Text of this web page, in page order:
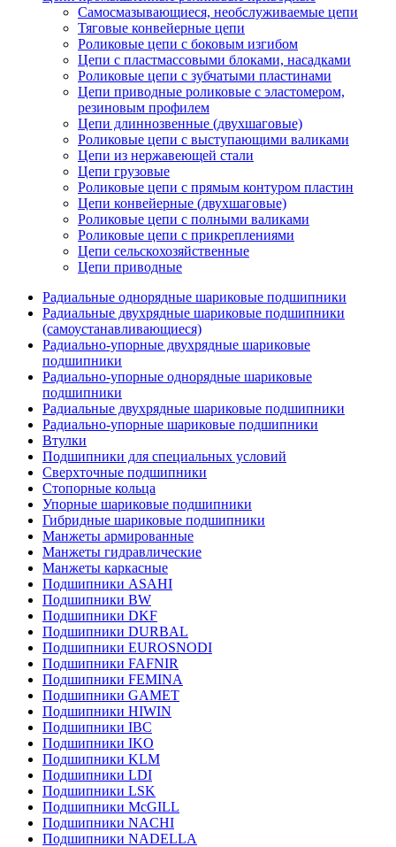
Самосмазывающиеся, необслуживаемые цепи
Тяговые конвейерные цепи
Роликовые цепи с боковым изгибом
Цепи с пластмассовыми блоками, насадками
Роликовые цепи с зубчатыми пластинами
Цепи приводные роликовые с эластомером,
резиновым профилем
Цепи длиннозвенные (двухшаговые)
Роликовые цепи с выступающими валиками
Цепи из нержавеющей стали
Цепи грузовые
Роликовые цепи с прямым контуром пластин
Цепи конвейерные (двухшаговые)
Роликовые цепи с полными валиками
Роликовые цепи с прикреплениями
Цепи сельскохозяйственные
Цепи приводные
Радиальные однорядные шариковые подшипники
Радиальные двухрядные шариковые подшипники
(самоустанавливающиеся)
Радиально-упорные двухрядные шариковые
подшипники
Радиально-упорные однорядные шариковые
подшипники
Радиальные двухрядные шариковые подшипники
Радиально-упорные шариковые подшипники
Втулки
Подшипники для специальных условий
Сверхточные подшипники
Стопорные кольца
Упорные шариковые подшипники
Гибридные шариковые подшипники
Манжеты армированные
Манжеты гидравлические
Манжеты каркасные
Подшипники ASAHI
Подшипники BW
Подшипники DKF
Подшипники DURBAL
Подшипники EUROSNODI
Подшипники FAFNIR
Подшипники FEMINA
Подшипники GAMET
Подшипники HIWIN
Подшипники IBC
Подшипники IKO
Подшипники KLM
Подшипники LDI
Подшипники LSK
Подшипники McGILL
Подшипники NACHI
Подшипники NADELLA